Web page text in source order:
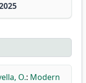
O.: Modern